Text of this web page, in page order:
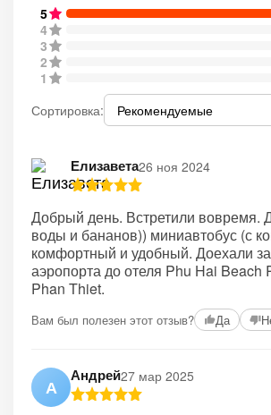
5
4
3
2
1
Сортировка:
Елизавета26 ноя 2024
Добрый день. Встретили вовремя.
воды и бананов)) миниавтобус (с
комфортный и удобный. Доехали
аэропорта до отеля Phu Hai Beach
Phan Thiet.
Вам был полезен этот отзыв? Да
А
Андрей27 мар 2025